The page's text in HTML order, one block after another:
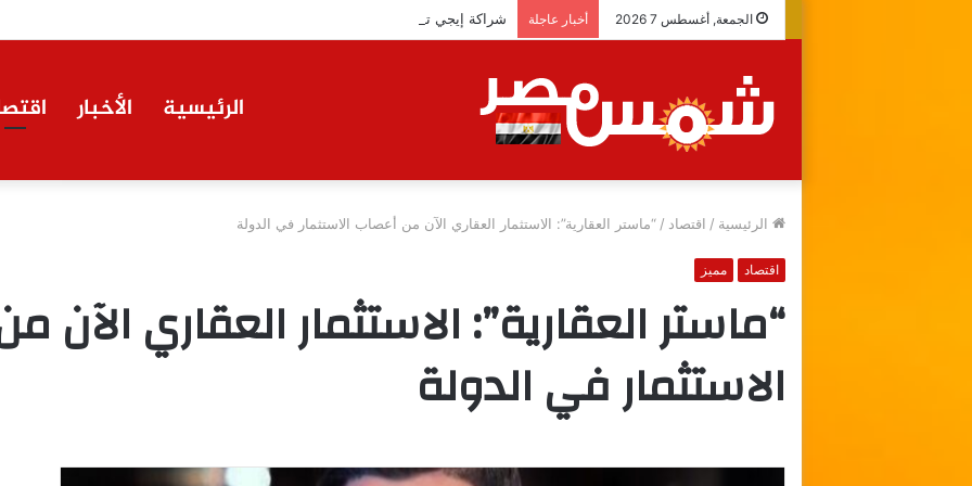
الجمعة, أغسطس 7 2026 أخبار عاجلة شراكة إيجي تاورز مع بلدينا.. قيمة مضافة تعزز نجاح المشروعات
الرئيسية الأخبار
الرئيسية / اقتصاد / “ماستر العقارية”: الاستثمار العقاري الآن من أعصاب الاستثمار في الدولة
اقتصاد مميز
“ماستر العقارية”: الاستثمار العقاري الآن
الاستثمار في الدولة